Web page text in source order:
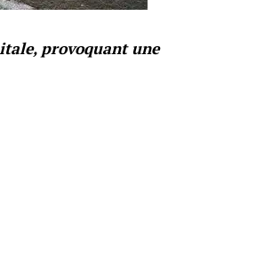
provoquant une